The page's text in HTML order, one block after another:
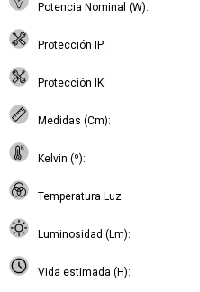
Potencia Nominal (W)
Protección IP
Protección IK
Medidas (Cm)
Kelvin (º)
Temperatura Luz
Luminosidad (Lm)
Vida estimada (H)